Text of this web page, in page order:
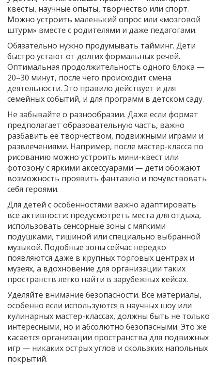
квесты, научные опыты, творчество или спорт.
Можно устроить маленький опрос или «мозговой
штурм» вместе с родителями и даже педагогами.
Обязательно нужно продумывать тайминг. Дети
быстро устают от долгих формальных речей.
Оптимальная продолжительность одного блока —
20–30 минут, после чего происходит смена
деятельности. Это правило действует и для
семейных событий, и для программ в детском саду.
Не забывайте о разнообразии. Даже если формат
предполагает образовательную часть, важно
разбавить её творчеством, подвижными играми и
развлечениями. Например, после мастер-класса по
рисованию можно устроить мини-квест или
фотозону с яркими аксессуарами — дети обожают
возможность проявить фантазию и почувствовать
себя героями.
Для детей с особенностями важно адаптировать
все активности: предусмотреть места для отдыха,
использовать сенсорные зоны с мягкими
подушками, тишиной или специально выбранной
музыкой. Подобные зоны сейчас нередко
появляются даже в крупных торговых центрах и
музеях, а вдохновение для организации таких
пространств легко найти в зарубежных кейсах.
Уделяйте внимание безопасности. Все материалы,
особенно если используются в научных шоу или
кулинарных мастер-классах, должны быть не только
интересными, но и абсолютно безопасными. Это же
касается организации пространства для подвижных
игр — никаких острых углов и скользких напольных
покрытий.